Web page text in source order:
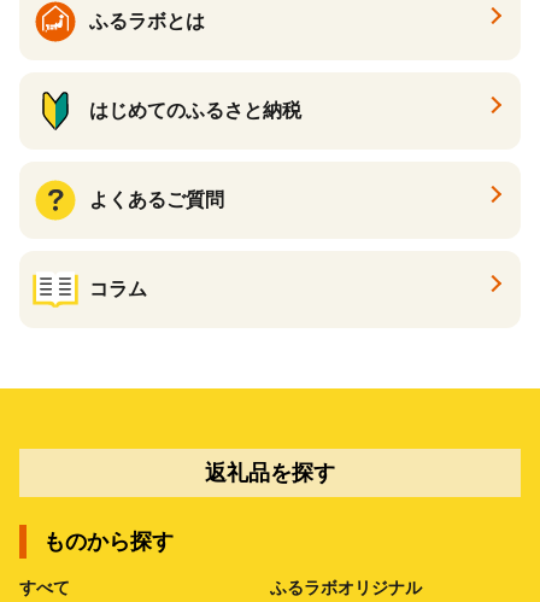
ふるラボとは
はじめてのふるさと納税
よくあるご質問
コラム
返礼品を探す
ものから探す
すべて ふるラボオリジナル